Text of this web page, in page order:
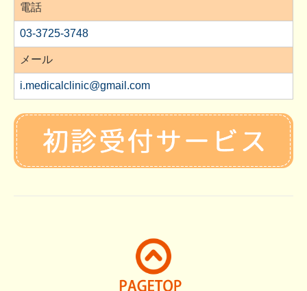
電話
03-3725-3748
メール
i.medicalclinic@gmail.com